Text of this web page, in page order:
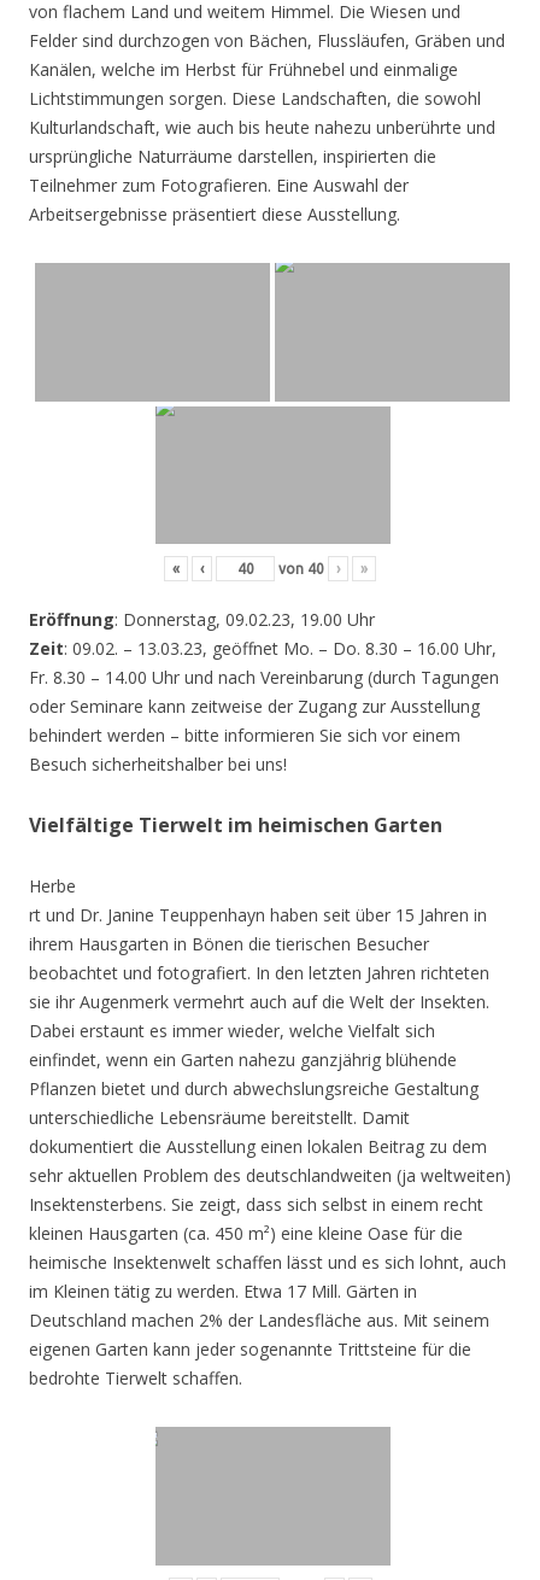
von flachem Land und weitem Himmel. Die Wiesen und
Felder sind durchzogen von Bächen, Flussläufen, Gräben und
Kanälen, welche im Herbst für Frühnebel und einmalige
Lichtstimmungen sorgen. Diese Landschaften, die sowohl
Kulturlandschaft, wie auch bis heute nahezu unberührte und
ursprüngliche Naturräume darstellen, inspirierten die
Teilnehmer zum Fotografieren. Eine Auswahl der
Arbeitsergebnisse präsentiert diese Ausstellung.
« ‹ von 40 › »
Eröffnung: Donnerstag, 09.02.23, 19.00 Uhr
Zeit: 09.02. – 13.03.23, geöffnet Mo. – Do. 8.30 – 16.00 Uhr,
Fr. 8.30 – 14.00 Uhr und nach Vereinbarung (durch Tagungen
oder Seminare kann zeitweise der Zugang zur Ausstellung
behindert werden – bitte informieren Sie sich vor einem
Besuch sicherheitshalber bei uns!
Vielfältige Tierwelt im heimischen Garten
Herbe
rt und Dr. Janine Teuppenhayn haben seit über 15 Jahren in
ihrem Hausgarten in Bönen die tierischen Besucher
beobachtet und fotografiert. In den letzten Jahren richteten
sie ihr Augenmerk vermehrt auch auf die Welt der Insekten.
Dabei erstaunt es immer wieder, welche Vielfalt sich
einfindet, wenn ein Garten nahezu ganzjährig blühende
Pflanzen bietet und durch abwechslungsreiche Gestaltung
unterschiedliche Lebensräume bereitstellt. Damit
dokumentiert die Ausstellung einen lokalen Beitrag zu dem
sehr aktuellen Problem des deutschlandweiten (ja weltweiten)
Insektensterbens. Sie zeigt, dass sich selbst in einem recht
kleinen Hausgarten (ca. 450 m²) eine kleine Oase für die
heimische Insektenwelt schaffen lässt und es sich lohnt, auch
im Kleinen tätig zu werden. Etwa 17 Mill. Gärten in
Deutschland machen 2% der Landesfläche aus. Mit seinem
eigenen Garten kann jeder sogenannte Trittsteine für die
bedrohte Tierwelt schaffen.